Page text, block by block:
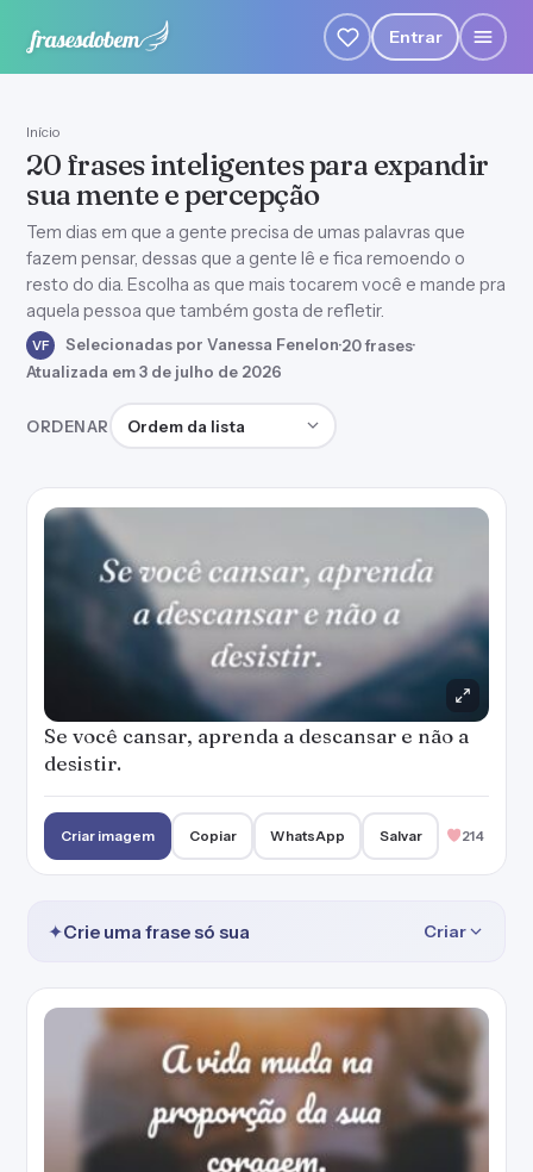
Entrar
Início
20 frases inteligentes para expandir
sua mente e percepção
Tem dias em que a gente precisa de umas palavras que
fazem pensar, dessas que a gente lê e fica remoendo o
resto do dia. Escolha as que mais tocarem você e mande pra
aquela pessoa que também gosta de refletir.
VF Selecionadas por Vanessa Fenelon·20 frases·
Atualizada em 3 de julho de 2026
ORDENAR Ordenar frases
Se você cansar, aprenda a descansar e não a
desistir.
Criar imagem Copiar WhatsApp Salvar 214
✦Crie uma frase só sua Criar